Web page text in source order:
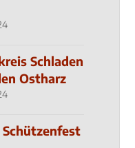
Schladen
Ostharz
Schützenfest